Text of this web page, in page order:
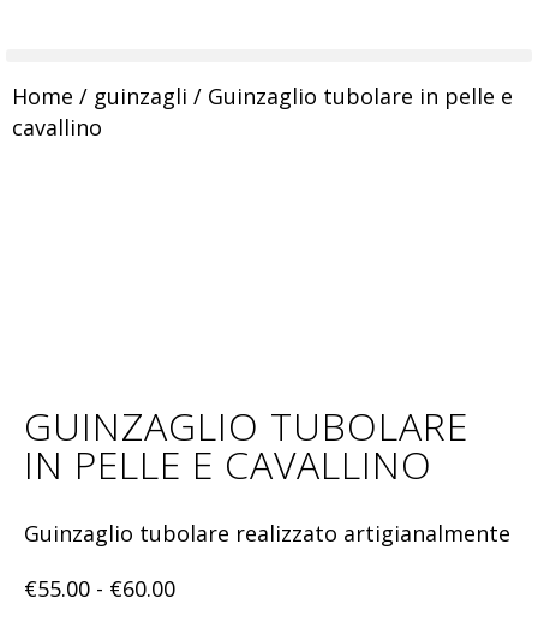
Home / guinzagli / Guinzaglio tubolare in pelle e
cavallino
GUINZAGLIO TUBOLARE
IN PELLE E CAVALLINO
Guinzaglio tubolare realizzato artigianalmente
€55.00 - €60.00